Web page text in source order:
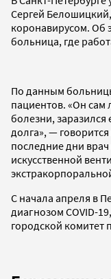
Сергей
коронавирусом. Об
больница, где
По данным
пациентов. «Он сам
болезни,
долга», —
последние дни
искусственной
С начала апреля в
диагнозом COVID-19,
городской комитет